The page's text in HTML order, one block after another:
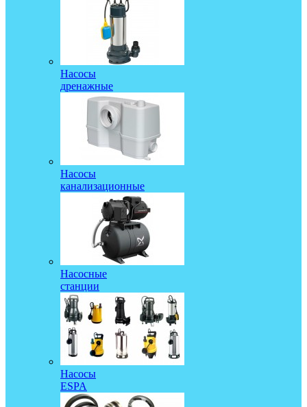
Насосы
дренажные
Насосы
канализационные
Насосные
станции
Насосы
ESPA